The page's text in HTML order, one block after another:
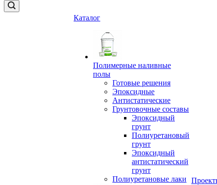
Каталог
Полимерные наливные
полы
Готовые решения
Эпоксидные
Антистатические
Грунтовочные составы
Эпоксидный
грунт
Полиуретановый
грунт
Эпоксидный
антистатический
грунт
Полиуретановые лаки